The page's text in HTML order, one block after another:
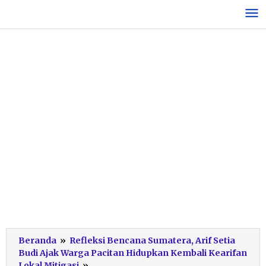
konten
Beranda » Refleksi Bencana Sumatera, Arif Setia
Budi Ajak Warga Pacitan Hidupkan Kembali Kearifan